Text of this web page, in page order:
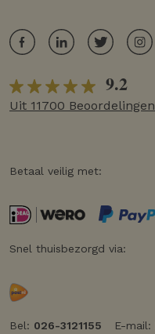
9.2
Uit 11700 Beoordelingen
Betaal veilig met:
Snel thuisbezorgd via:
Bel: 026-3121155 E-mail: